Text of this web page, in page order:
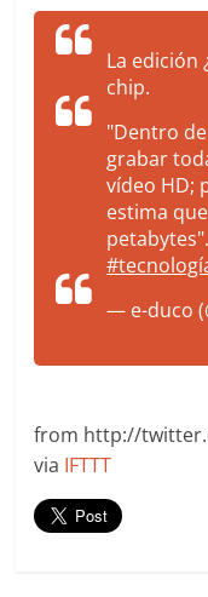
La edición
chip.
"Dentro
grabar
vídeo HD;
estima
— e-duco
from http://
via IFTTT